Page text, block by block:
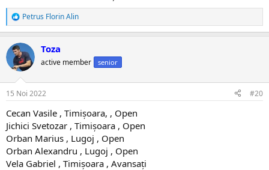
R
e
c
i
Petrus Florin Alin
Toza
active member senior
15 Noi 2022 #20
Cecan Vasile , Timișoara, , Open
Jichici Svetozar , Timișoara , Open
Orban Marius , Lugoj , Open
Orban Alexandru , Lugoj , Open
Vela Gabriel , Timișoara , Avansați